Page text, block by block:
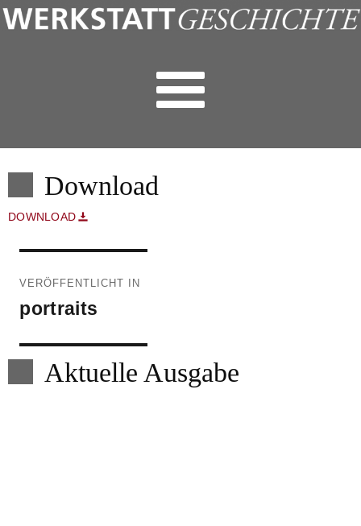
Download
DOWNLOAD
VERÖFFENTLICHT IN
portraits
Aktuelle Ausgabe